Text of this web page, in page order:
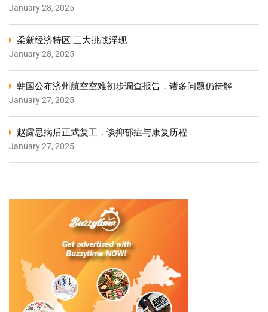
January 28, 2025
柔新经济特区 三大挑战浮现
January 28, 2025
韩国公布济州航空空难初步调查报告，诸多问题仍待解
January 27, 2025
赵露思病后正式复工，谈抑郁症与康复历程
January 27, 2025